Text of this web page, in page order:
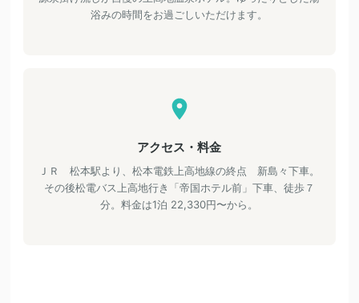
浴みの時間をお過ごしいただけます。
アクセス・料金
ＪＲ 松本駅より、松本電鉄上高地線の終点 新島々下車。
その後松電バス上高地行き「帝国ホテル前」下車、徒歩７
分。料金は1泊 22,330円〜から。